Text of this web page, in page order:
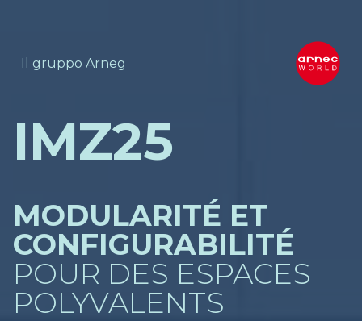
Il gruppo Arneg
IMZ25
MODULARITÉ ET
CONFIGURABILITÉ
POUR DES ESPACES
POLYVALENTS